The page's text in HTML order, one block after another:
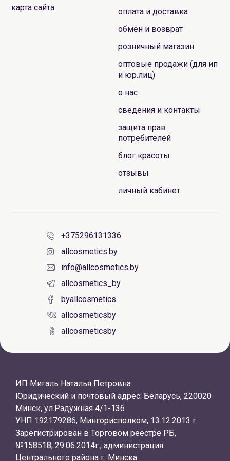
увидите только подлежащие естественной переработке
быть использованы повторно.
или узнать цены Вы всегда сможете как в нашем
интернет-магазине, так и в наших розничных магазинах,
здесь-же Вы можете получить полноценную
карта сайта
оплата и доставка
обмен и возврат
розничный магазин
оптовые продажи (для ип
и юр.лиц)
о нас
сведения и контакты
защита прав
потребителей
блог красоты
отзывы
личный кабинет
+375296131336
allcosmetics.by
info@allcosmetics.by
allcosmetics_by
byallcosmetics
allcosmeticsby
allcosmeticsby
ИП Мигаль Наталья Петровна
Юридический и почтовый адрес: Беларусь, 220020
Минск, ул.Радужная 4/1-136
УНП 192179286, Мингорисполком, 13.12.2013 г.
Зарегистрирован в Торговом реестре РБ,
№158518, 29.06.2014г., администрация
Центрального района г. Минска